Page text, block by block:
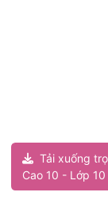
Tải xuống
Cao 10 - Lớp